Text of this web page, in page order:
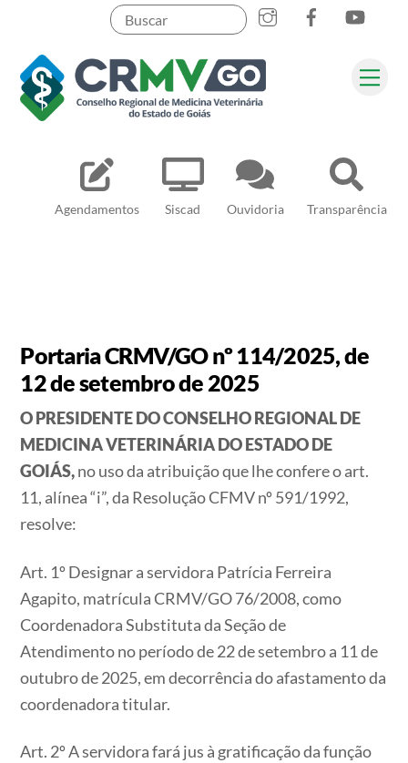
content
Agendamentos Siscad Ouvidoria Transparência
Pesquisar
Portaria CRMV/GO nº 114/2025, de
12 de setembro de 2025
O PRESIDENTE DO CONSELHO REGIONAL DE
MEDICINA VETERINÁRIA DO ESTADO DE
GOIÁS,no uso da atribuição que lhe confere o art.
11, alínea “i”, da Resolução CFMV nº 591/1992,
resolve:
Art. 1º Designar a servidora Patrícia Ferreira
Agapito, matrícula CRMV/GO 76/2008, como
Coordenadora Substituta da Seção de
Atendimento no período de 22 de setembro a 11 de
outubro de 2025, em decorrência do afastamento da
coordenadora titular.
Art. 2º A servidora fará jus à gratificação da função